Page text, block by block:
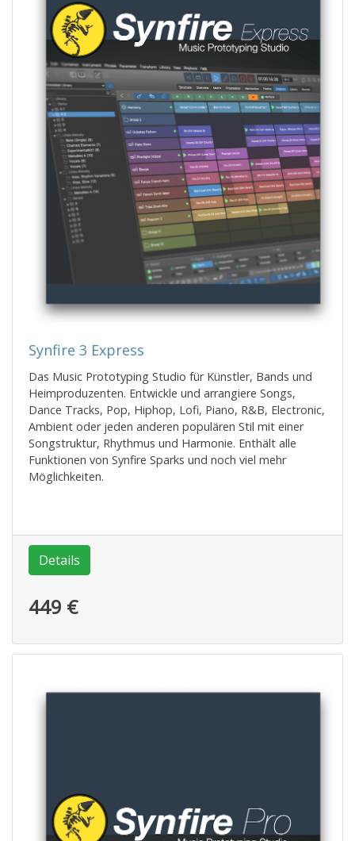
Synfire 3 Express
Das Music Prototyping Studio für Künstler, Bands und
Heimproduzenten. Entwickle und arrangiere Songs,
Dance Tracks, Pop, Hiphop, Lofi, Piano, R&B, Electronic,
Ambient oder jeden anderen populären Stil mit einer
Songstruktur, Rhythmus und Harmonie. Enthält alle
Funktionen von Synfire Sparks und noch viel mehr
Möglichkeiten.
Details
449 €